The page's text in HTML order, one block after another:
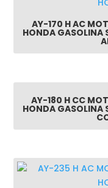
AY-170 H AC
HONDA GASOLINA
AY-180 H CC
HONDA GASOLINA